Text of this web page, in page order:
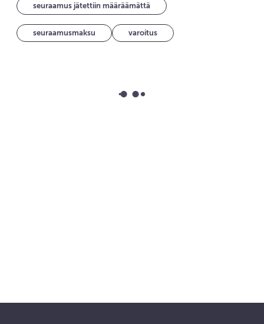
seuraamus jätettiin määräämättä
seuraamusmaksu varoitus